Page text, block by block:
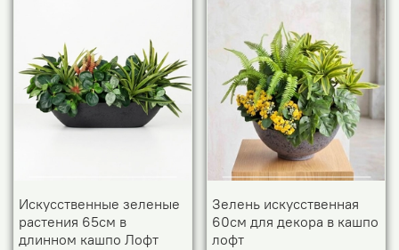
Искусственные зеленые
растения 65см в
длинном кашпо Лофт
Зелень искусственная
60см для декора в кашпо
лофт